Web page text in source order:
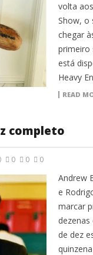
volta
Show, o
chegar
primeiro
está
Heavy
READ
completo
0 0 0
Andrew
e
marcar
de dez